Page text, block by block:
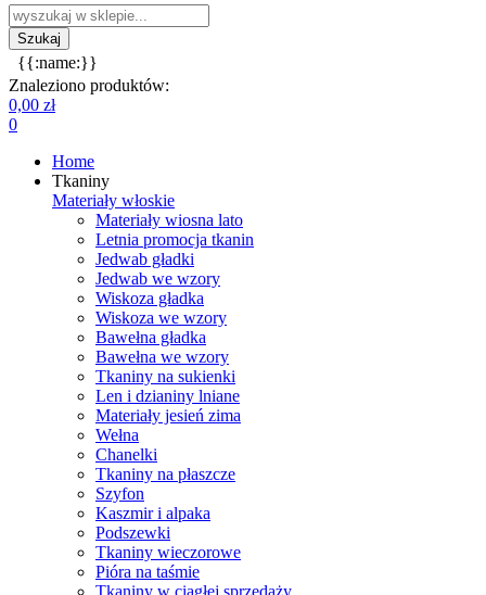
{{:name:}}
Znaleziono produktów:
0,00 zł
0
Home
Tkaniny
Materiały włoskie
Materiały wiosna lato
Letnia promocja tkanin
Jedwab gładki
Jedwab we wzory
Wiskoza gładka
Wiskoza we wzory
Bawełna gładka
Bawełna we wzory
Tkaniny na sukienki
Len i dzianiny lniane
Materiały jesień zima
Wełna
Chanelki
Tkaniny na płaszcze
Szyfon
Kaszmir i alpaka
Podszewki
Tkaniny wieczorowe
Pióra na taśmie
Tkaniny w ciągłej sprzedaży